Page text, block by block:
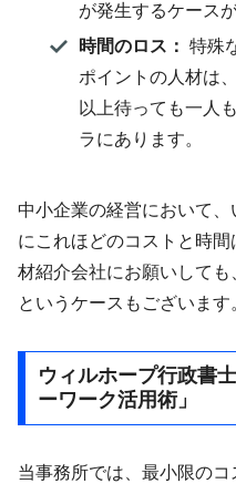
が発生するケース
時間のロス： 特殊
ポイントの人材は
以上待っても一人
ラにあります。
中小企業の経営において
にこれほどのコストと時
材紹介会社にお願いして
というケースもございます
ウィルホープ行政書
ーワーク活用術」
当事務所では、最小限の